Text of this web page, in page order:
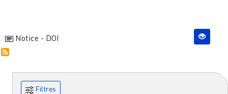
Notice - DOI
Filtres